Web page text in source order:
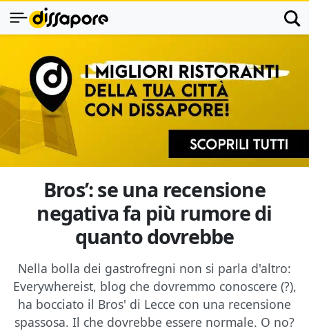
Bros’: se una recensione
negativa fa più rumore di
quanto dovrebbe
Nella bolla dei gastrofregni non si parla d'altro:
Everywhereist, blog che dovremmo conoscere (?),
ha bocciato il Bros' di Lecce con una recensione
spassosa. Il che dovrebbe essere normale. O no?